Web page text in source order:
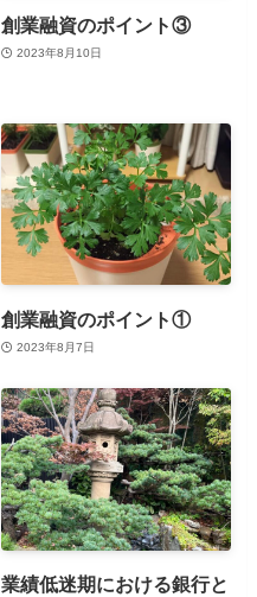
創業融資のポイント③
2023年8月10日
創業融資のポイント①
2023年8月7日
業績低迷期における銀行と